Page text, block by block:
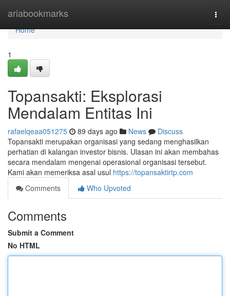
ariabookmarks
Home
Home
1
Topansakti: Eksplorasi
Mendalam Entitas Ini
rafaelqeaa051275 89 days ago News
Discuss
Topansakti merupakan organisasi yang sedang menghasilkan
perhatian di kalangan investor bisnis. Ulasan ini akan membahas
secara mendalam mengenai operasional organisasi tersebut.
Kami akan memeriksa asal usul https://topansaktirtp.com
Comments
Who Upvoted
Comments
Submit a Comment
No HTML